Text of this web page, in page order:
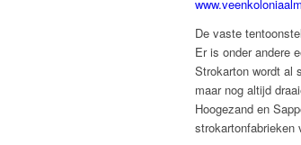
De vaste
Er is onder andere
Strokarton wordt al
maar nog altijd
Hoogezand en
strokartonfabrieken